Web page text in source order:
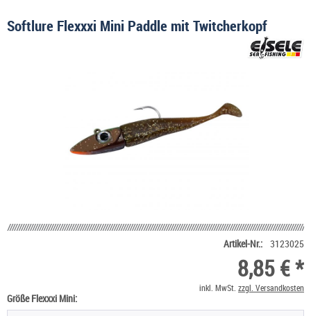
Softlure Flexxxi Mini Paddle mit Twitcherkopf
Artikel-Nr.: 3123025
8,85 € *
inkl. MwSt. zzgl. Versandkosten
Größe Flexxxi Mini: